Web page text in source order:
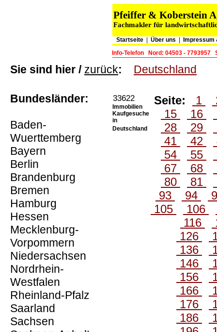
Pfeiffer & Koberstein
Fachmakler für
Startseite |Über uns
Impressum
Info-Telefon
Nord: 04503 - 7793957
Sie sind hier / zurück: Deutschland
Bundesländer:
Baden-
Wuerttemberg
Bayern
Berlin
Brandenburg
Bremen
Hamburg
Hessen
Mecklenburg-
Vorpommern
Niedersachsen
Nordrhein-
Westfalen
Rheinland-Pfalz
Saarland
Sachsen
33622
Immobilien
Kaufgesuche
in
Deutschland
Seite: 1
15
16
28
29
41
42
54
55
67
68
80
81
93
94
105
106
116
126
136
146
156
166
176
186